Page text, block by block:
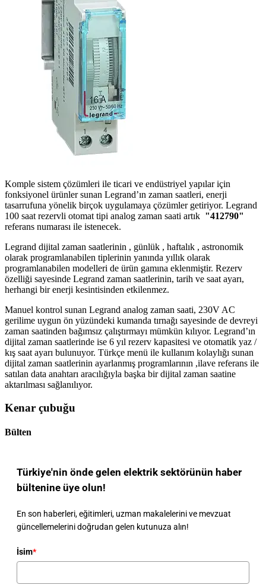
Komple sistem çözümleri ile ticari ve endüstriyel yapılar için
fonksiyonel ürünler sunan Legrand’ın zaman saatleri, enerji
tasarrufuna yönelik birçok uygulamaya çözümler getiriyor. Legrand
100 saat rezervli otomat tipi analog zaman saati artık "412790"
referans numarası ile istenecek.
Legrand dijital zaman saatlerinin , günlük , haftalık , astronomik
olarak programlanabilen tiplerinin yanında yıllık olarak
programlanabilen modelleri de ürün gamına eklenmiştir. Rezerv
özelliği sayesinde Legrand zaman saatlerinin, tarih ve saat ayarı,
herhangi bir enerji kesintisinden etkilenmez.
Manuel kontrol sunan Legrand analog zaman saati, 230V AC
gerilime uygun ön yüzündeki kumanda tırnağı sayesinde de devreyi
zaman saatinden bağımsız çalıştırmayı mümkün kılıyor. Legrand’ın
dijital zaman saatlerinde ise 6 yıl rezerv kapasitesi ve otomatik yaz /
kış saat ayarı bulunuyor. Türkçe menü ile kullanım kolaylığı sunan
dijital zaman saatlerinin ayarlanmış programlarının ,ilave referans ile
satılan data anahtarı aracılığıyla başka bir dijital zaman saatine
aktarılması sağlanılıyor.
Kenar çubuğu
Bülten
Türkiye'nin önde gelen elektrik sektörünün haber
bültenine üye olun!
En son haberleri, eğitimleri, uzman makalelerini ve mevzuat
güncellemelerini doğrudan gelen kutunuza alın!
İsim*